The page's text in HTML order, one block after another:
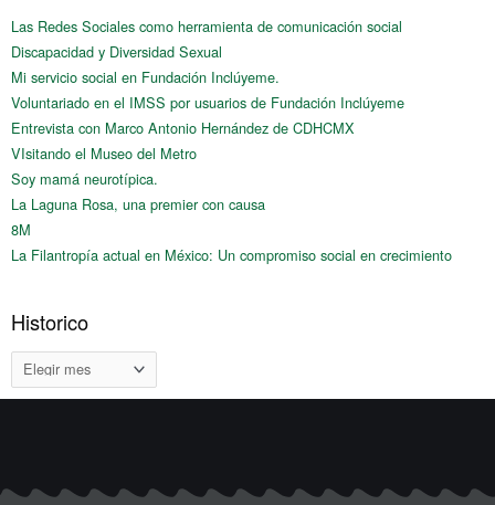
Las Redes Sociales como herramienta de comunicación social
Discapacidad y Diversidad Sexual
Mi servicio social en Fundación Inclúyeme.
Voluntariado en el IMSS por usuarios de Fundación Inclúyeme
Entrevista con Marco Antonio Hernández de CDHCMX
VIsitando el Museo del Metro
Soy mamá neurotípica.
La Laguna Rosa, una premier con causa
8M
La Filantropía actual en México: Un compromiso social en crecimiento
Historico